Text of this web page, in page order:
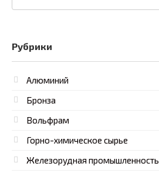
Рубрики
Алюминий
Бронза
Вольфрам
Горно-химическое сырье
Железорудная промышленность